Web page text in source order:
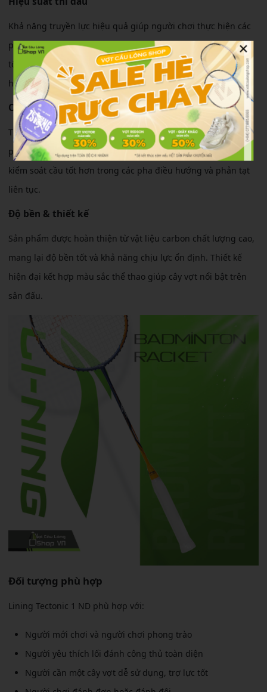
Khả năng truyền lực hiệu quả giúp người chơi thực hiện các
pha đập cầu, phông cầu và điều cầu ổn định hơn. Khung vợt
tối ưu khí động học giúp tăng tốc độ vung vợt trong các tình
huống xử lý nhanh.
Cảm giác sử dụng
Thân vợt có độ cứng trung bình, tạo cảm giác dễ thuần và
phù hợp với nhiều trình độ khác nhau. Người chơi có thể
kiểm soát cầu tốt hơn trong các pha điều hướng và phản tạt
liên tục.
Độ bền & thiết kế
Sản phẩm được hoàn thiện từ vật liệu carbon chất lượng cao,
mang lại độ bền tốt và khả năng chịu lực ổn định. Thiết kế
hiện đại kết hợp màu sắc thể thao giúp cây vợt nổi bật trên
sân đấu.
Đối tượng phù hợp
Lining Tectonic 1 ND phù hợp với:
Người mới chơi và người chơi phong trào
Người yêu thích lối đánh công thủ toàn diện
Người cần một cây vợt dễ sử dụng, trợ lực tốt
×